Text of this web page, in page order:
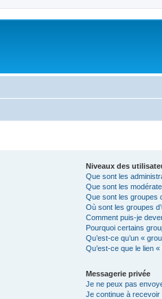
Niveaux des
Que sont les
Que sont les
Que sont les groupes
Où sont les groupes
Comment puis-je
Pourquoi certains
Qu’est-ce qu’un «
Qu’est-ce que le lien «
Messagerie privée
Je ne peux pas
Je continue à